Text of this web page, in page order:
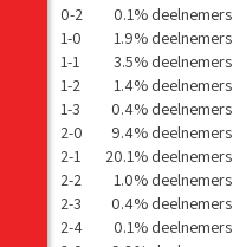
0-2
0.1% deelnemers
1-0
1.9% deelnemers
1-1
3.5% deelnemers
1-2
1.4% deelnemers
1-3
0.4% deelnemers
2-0
9.4% deelnemers
2-1
20.1% deelnemers
2-2
1.0% deelnemers
2-3
0.4% deelnemers
2-4
0.1% deelnemers